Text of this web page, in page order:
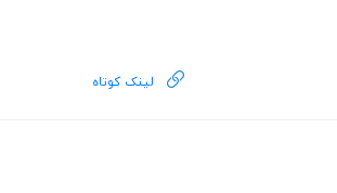
لینک کوتاه